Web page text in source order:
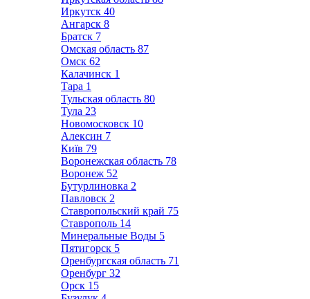
Иркутск 40
Ангарск 8
Братск 7
Омская область 87
Омск 62
Калачинск 1
Тара 1
Тульская область 80
Тула 23
Новомосковск 10
Алексин 7
Київ 79
Воронежская область 78
Воронеж 52
Бутурлиновка 2
Павловск 2
Ставропольский край 75
Ставрополь 14
Минеральные Воды 5
Пятигорск 5
Оренбургская область 71
Оренбург 32
Орск 15